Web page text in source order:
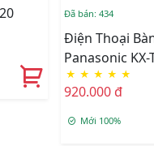
Đã bán: 434
Điện Thoại
Panasonic KX-
LCD)
★ ★ ★ ★ ★
920.000 đ
Mới 100%